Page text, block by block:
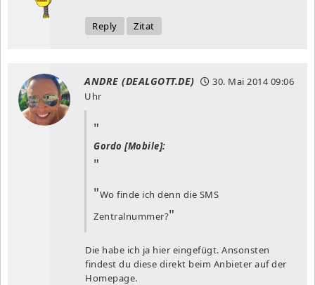
Reply Zitat
ANDRE (DEALGOTT.DE) 30. Mai 201409:06
Uhr
Gordo [Mobile]:
Wo finde ich denn die SMS
Zentralnummer?
Die habe ich ja hier eingefügt. Ansonsten
findest du diese direkt beim Anbieter auf der
Homepage.